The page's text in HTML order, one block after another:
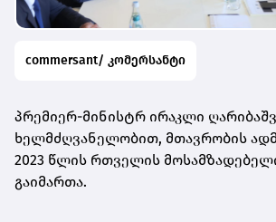
commersant/ კომერსანტი
პრემიერ-მინისტრ ირაკლი
ხელმძღვანელობით, მთავრობის
2023 წლის რთველის
გაიმართა.